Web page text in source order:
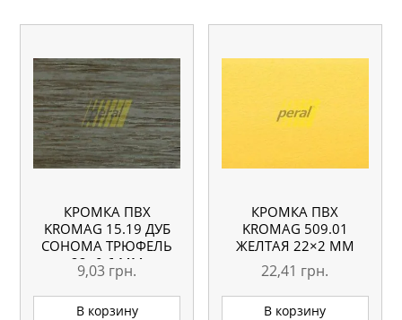
КРОМКА ПВХ
KROMAG 15.19 ДУБ
СОНОМА ТРЮФЕЛЬ
22×0,6 ММ
9,03 грн.
В корзину
КРОМКА ПВХ
KROMAG 509.01
ЖЕЛТАЯ 22×2 ММ
22,41 грн.
В корзину